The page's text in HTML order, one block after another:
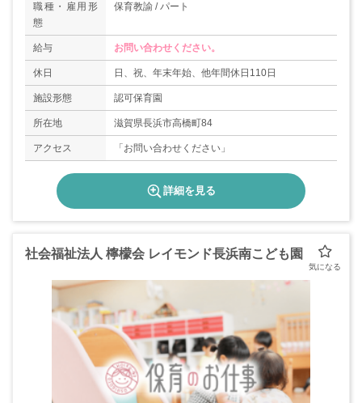
職種・雇用形
態
保育教諭 / パート
給与 お問い合わせください。
休日 日、祝、年末年始、他年間休日110日
施設形態 認可保育園
所在地 滋賀県長浜市高橋町84
アクセス 「お問い合わせください」
詳細を見る
社会福祉法人 檸檬会 レイモンド長浜南こども園